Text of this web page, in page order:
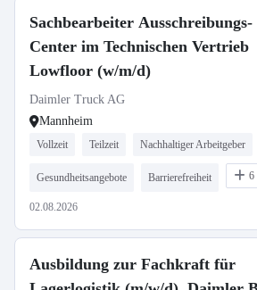
Sachbearbeiter Ausschreibungs-
Center im Technischen Vertrieb
Lowfloor (w/m/d)
Daimler Truck AG
Mannheim
Vollzeit Teilzeit Nachhaltiger Arbeitgeber
Gesundheitsangebote Barrierefreiheit 6
02.08.2026
Ausbildung zur Fachkraft für